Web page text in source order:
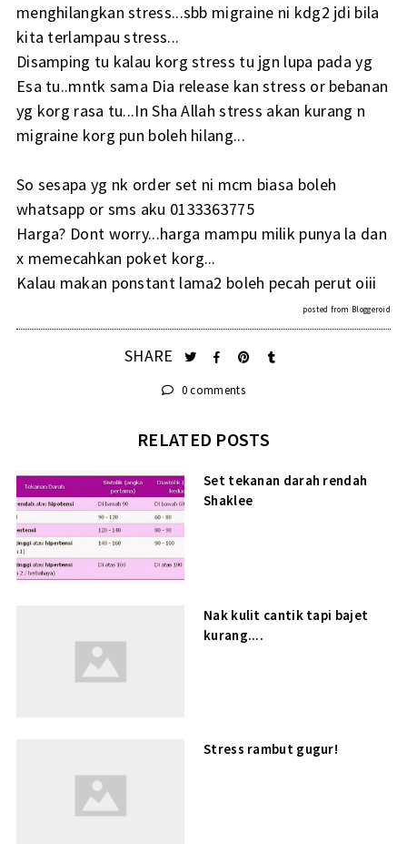
menghilangkan stress...sbb migraine ni kdg2 jdi bila
kita terlampau stress...
Disamping tu kalau korg stress tu jgn lupa pada yg
Esa tu..mntk sama Dia release kan stress or bebanan
yg korg rasa tu...In Sha Allah stress akan kurang n
migraine korg pun boleh hilang...
So sesapa yg nk order set ni mcm biasa boleh
whatsapp or sms aku 0133363775
Harga? Dont worry...harga mampu milik punya la dan
x memecahkan poket korg...
Kalau makan ponstant lama2 boleh pecah perut oiii
posted from Bloggeroid
SHARE
0 comments
RELATED POSTS
Set tekanan darah rendah
Shaklee
Nak kulit cantik tapi bajet
kurang....
Stress rambut gugur!